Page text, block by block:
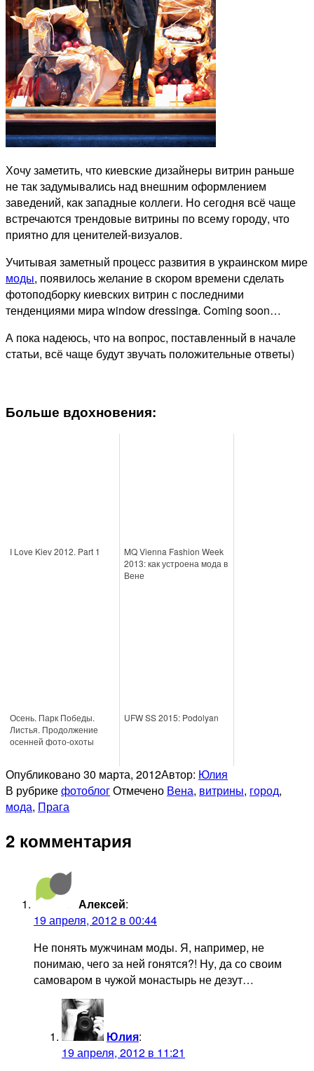
Хочу заметить, что киевские дизайнеры витрин раньше
не так задумывались над внешним оформлением
заведений, как западные коллеги. Но сегодня всё чаще
встречаются трендовые витрины по всему городу, что
приятно для ценителей-визуалов.
Учитывая заметный процесс развития в украинском мире
моды, появилось желание в скором времени сделать
фотоподборку киевских витрин с последними
тенденциями мира window dressingа. Coming soon…
А пока надеюсь, что на вопрос, поставленный в начале
статьи, всё чаще будут звучать положительные ответы)
Больше вдохновения:
I Love Kiev 2012. Part 1
MQ Vienna Fashion Week
2013: как устроена мода в
Вене
Осень. Парк Победы.
Листья. Продолжение
осенней фото-охоты
UFW SS 2015: Podolyan
Опубликовано30 марта, 2012Автор: Юлия
В рубрикефотоблогОтмечено Вена, витрины, город,
мода, Прага
2 комментария
Алексей:
19 апреля, 2012 в 00:44
Не понять мужчинам моды. Я, например, не
понимаю, чего за ней гонятся?! Ну, да со своим
самоваром в чужой монастырь не дезут…
Юлия:
19 апреля, 2012 в 11:21